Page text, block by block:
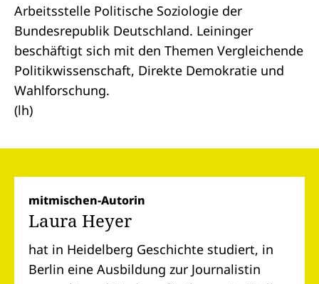
Arbeitsstelle Politische Soziologie der
Bundesrepublik Deutschland. Leininger
beschäftigt sich mit den Themen Vergleichende
Politikwissenschaft, Direkte Demokratie und
Wahlforschung.
(lh)
mitmischen-Autorin
Laura Heyer
hat in Heidelberg Geschichte studiert, in
Berlin eine Ausbildung zur Journalistin